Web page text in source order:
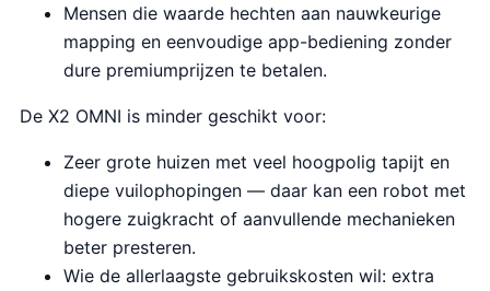
Mensen die waarde hechten aan nauwkeurige
mapping en eenvoudige app-bediening zonder
dure premiumprijzen te betalen.
De X2 OMNI is minder geschikt voor:
Zeer grote huizen met veel hoogpolig tapijt en
diepe vuilophopingen — daar kan een robot met
hogere zuigkracht of aanvullende mechanieken
beter presteren.
Wie de allerlaagste gebruikskosten wil: extra